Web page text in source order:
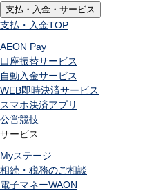
支払・入金・サービス
支払・入金TOP
AEON Pay
口座振替サービス
自動入金サービス
WEB即時決済サービス
スマホ決済アプリ
公営競技
サービス
Myステージ
相続・税務のご相談
電子マネーWAON